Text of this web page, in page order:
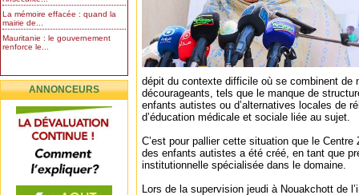
La mémoire effacée : quand la
mairie de...
Mauritanie : le gouvernement
renforce le...
ANNONCEURS
dépit du contexte difficile où se combinent de
décourageants, tels que le manque de
enfants autistes ou d’alternatives locales de
d’éducation médicale et sociale liée au sujet.
C’est pour pallier cette situation que le
des enfants autistes a été créé, en tant que
institutionnelle spécialisée dans le domaine.
Lors de la supervision jeudi à Nouakchott de